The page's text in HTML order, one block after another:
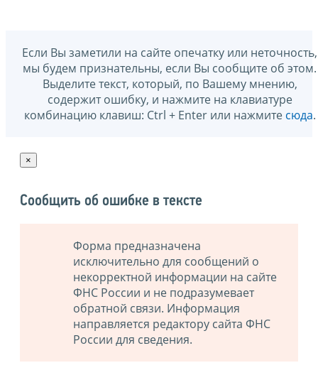
Если Вы заметили на сайте опечатку или неточность,
мы будем признательны, если Вы сообщите об этом.
Выделите текст, который, по Вашему мнению,
содержит ошибку, и нажмите на клавиатуре
комбинацию клавиш: Ctrl + Enter или нажмите сюда.
×
Сообщить об ошибке в тексте
Форма предназначена
исключительно для сообщений о
некорректной информации на сайте
ФНС России и не подразумевает
обратной связи. Информация
направляется редактору сайта ФНС
России для сведения.